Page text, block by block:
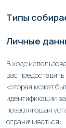
Типы
Личные
В ходе
вас
которая может
идентификации
позволяющая
ограничиваться: